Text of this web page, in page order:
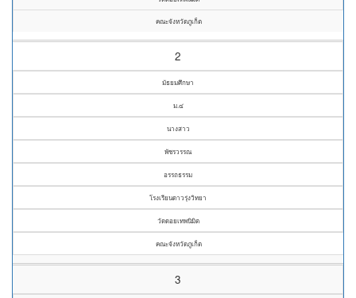
คณะจังหวัดภูเก็ต
2
มัธยมศึกษา
ม.๔
นางสาว
พัชรวรรณ
อรรถธรรม
โรงเรียนดาวรุ่งวิทยา
วัดดอยเทพนิมิต
คณะจังหวัดภูเก็ต
3